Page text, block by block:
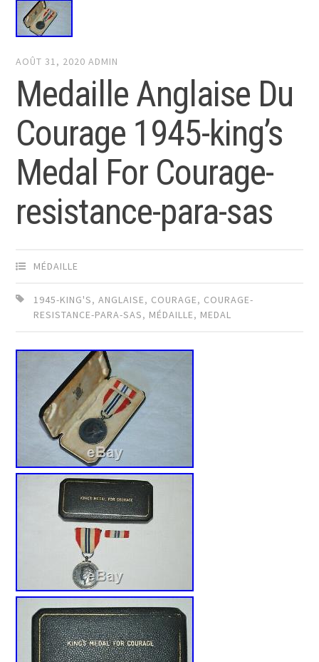
AOÛT 31, 2020 ADMIN
Medaille Anglaise Du
Courage 1945-king’s
Medal For Courage-
resistance-para-sas
MÉDAILLE
1945-KING'S,ANGLAISE, COURAGE, COURAGE-
RESISTANCE-PARA-SAS, MÉDAILLE, MEDAL